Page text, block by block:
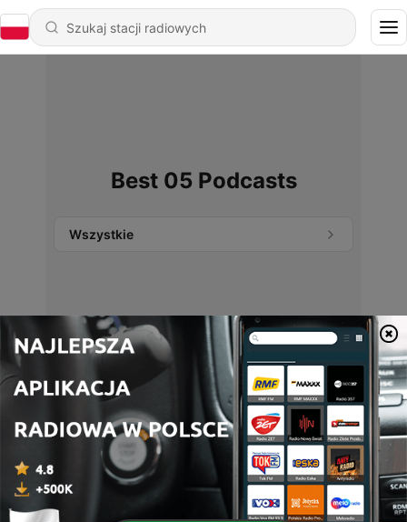
Best 05 Podcasts
Wszystkie
Nie znaleziono podcastów.
Radio Polska
Stacje radiowe i podcasty